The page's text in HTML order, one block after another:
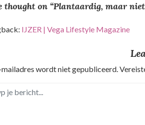
thought on “Plantaardig, maar
IJZER | Vega Lifestyle Magazine
mailadres wordt niet gepubliceerd.